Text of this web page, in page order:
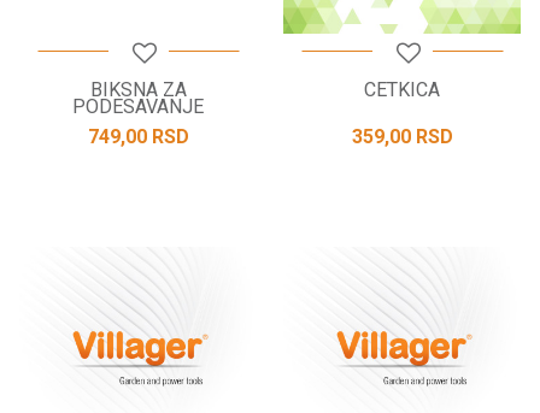
BIKSNA ZA
PODESAVANJE
749,00 RSD
CETKICA
359,00 RSD